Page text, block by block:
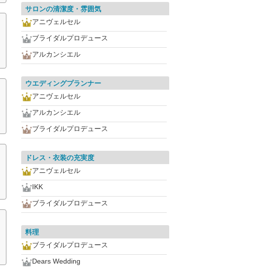
サロンの清潔度・雰囲気
アニヴェルセル
ブライダルプロデュース
アルカンシエル
ウエディングプランナー
アニヴェルセル
アルカンシエル
ブライダルプロデュース
ドレス・衣装の充実度
アニヴェルセル
IKK
ブライダルプロデュース
料理
ブライダルプロデュース
Dears Wedding